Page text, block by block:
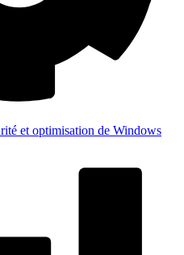
et optimisation de Windows